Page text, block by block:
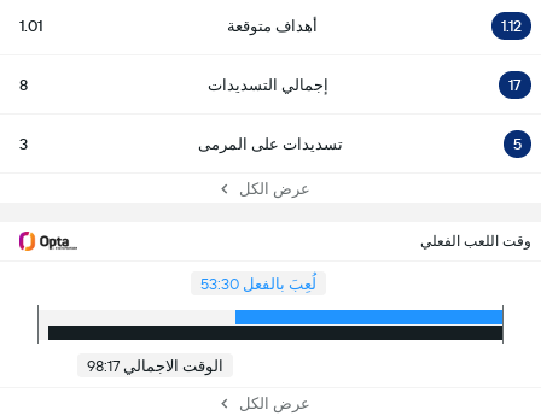
1.12 أهداف متوقعة 1.01
17 إجمالي التسديدات 8
5 تسديدات على المرمى 3
عرض الكل
وقت اللعب الفعلي
لُعِبَ بالفعل 53:30
الوقت الاجمالي 98:17
عرض الكل